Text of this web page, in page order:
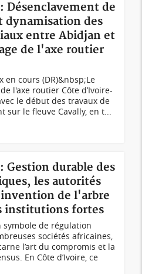
Désenclavement de
dynamisation des
entre Abidjan et
de l'axe routier
en cours (DR)&nbsp;Le
l'axe routier Côte d’Ivoire-
le début des travaux de
sur le fleuve Cavally, en t...
Gestion durable des
les autorités
de l'arbre
institutions fortes
symbole de régulation
sociétés africaines,
l’art du compromis et la
En Côte d’Ivoire, ce